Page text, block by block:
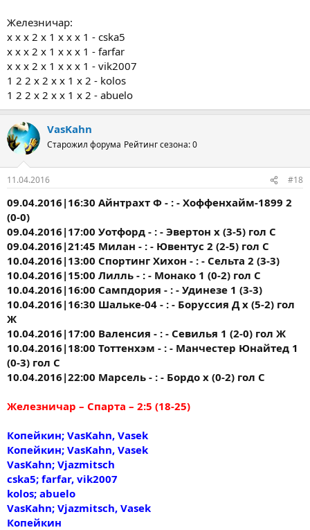
Железничар:
x x x 2 x 1 x x x 1 - cska5
x x x 2 x 1 x x x 1 - farfar
x x x 2 x 1 x x x 1 - vik2007
1 2 2 x 2 x x 1 x 2 - kolos
1 2 2 x 2 x x 1 x 2 - abuelo
VasKahn
Старожил форума Рейтинг сезона: 0
11.04.2016 #18
09.04.2016|16:30 Айнтрахт Ф - : - Хоффенхайм-1899 2
(0-0)
09.04.2016|17:00 Уотфорд - : - Эвертон х (3-5) гол С
09.04.2016|21:45 Милан - : - Ювентус 2 (2-5) гол С
10.04.2016|13:00 Спортинг Хихон - : - Сельта 2 (3-3)
10.04.2016|15:00 Лилль - : - Монако 1 (0-2) гол С
10.04.2016|16:00 Сампдория - : - Удинезе 1 (3-3)
10.04.2016|16:30 Шальке-04 - : - Боруссия Д х (5-2) гол
Ж
10.04.2016|17:00 Валенсия - : - Севилья 1 (2-0) гол Ж
10.04.2016|18:00 Тоттенхэм - : - Манчестер Юнайтед 1
(0-3) гол С
10.04.2016|22:00 Марсель - : - Бордо х (0-2) гол С
Железничар – Спарта – 2:5 (18-25)
Копейкин; VasKahn, Vasek
Копейкин; VasKahn, Vasek
VasKahn; Vjazmitsch
cska5; farfar, vik2007
kolos; abuelo
VasKahn; Vjazmitsch, Vasek
Копейкин